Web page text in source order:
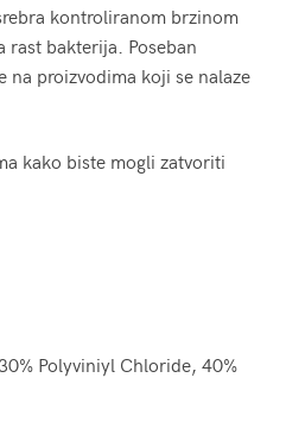
kontroliranom brzinom
rast bakterija. Poseban
na proizvodima koji se nalaze
kako biste mogli zatvoriti
Polyviniyl Chloride, 40%